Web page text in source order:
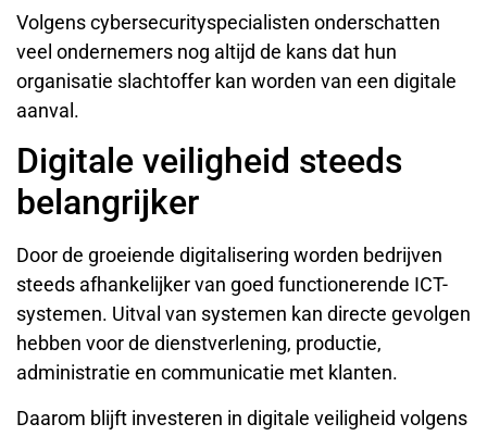
Volgens cybersecurityspecialisten onderschatten
veel ondernemers nog altijd de kans dat hun
organisatie slachtoffer kan worden van een digitale
aanval.
Digitale veiligheid steeds
belangrijker
Door de groeiende digitalisering worden bedrijven
steeds afhankelijker van goed functionerende ICT-
systemen. Uitval van systemen kan directe gevolgen
hebben voor de dienstverlening, productie,
administratie en communicatie met klanten.
Daarom blijft investeren in digitale veiligheid volgens